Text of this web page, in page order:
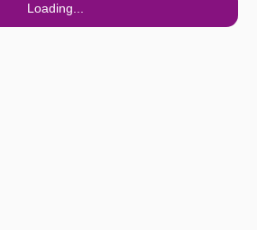
Loading...